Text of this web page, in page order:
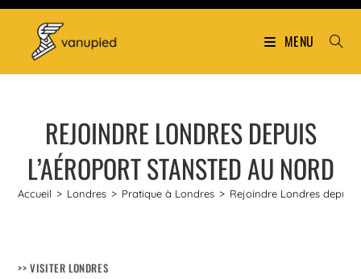
MENU
REJOINDRE LONDRES DEPUIS
L’AÉROPORT STANSTED AU NORD
Accueil > Londres > Pratique à Londres > Rejoindre Londres depuis
>> VISITER LONDRES